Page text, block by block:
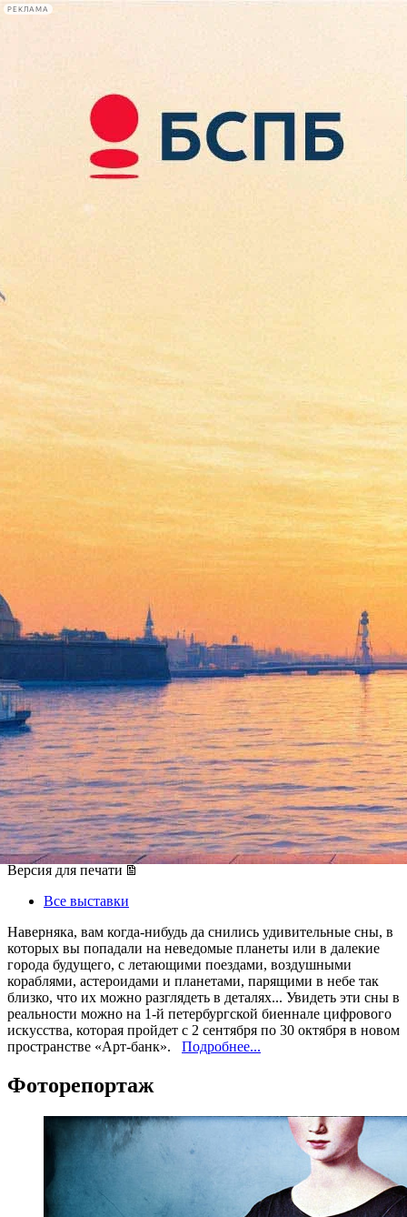
РЕКЛАМА
Сегодня:
2026.08.09
11:55
Афиша Plus
Петербуржцы увидят
цифровые сны романтиков со
всего мира
02 сентября 2016, пятница-30 октября 2016, воскресенье
Версия для печати
Все выставки
Наверняка, вам когда-нибудь да снились удивительные сны, в
которых вы попадали на неведомые планеты или в далекие
города будущего, с летающими поездами, воздушными
кораблями, астероидами и планетами, парящими в небе так
близко, что их можно разглядеть в деталях... Увидеть эти сны в
реальности можно на 1-й петербургской биеннале цифрового
искусства, которая пройдет с 2 сентября по 30 октября в новом
пространстве «Арт-банк». Подробнее...
Фоторепортаж